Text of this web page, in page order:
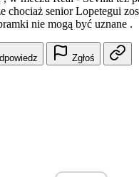
chociaż senior Lopetegui
nie mogą być uznane .
Zgłoś